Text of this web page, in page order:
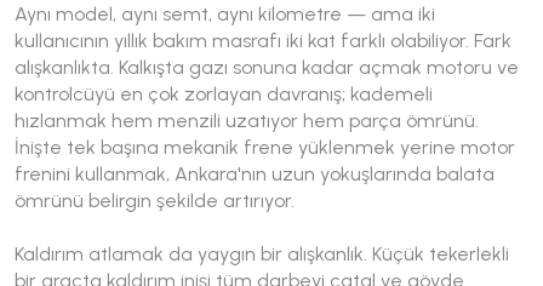
Aynı model, aynı semt, aynı kilometre — ama iki
kullanıcının yıllık bakım masrafı iki kat farklı olabiliyor. Fark
alışkanlıkta. Kalkışta gazı sonuna kadar açmak motoru ve
kontrolcüyü en çok zorlayan davranış; kademeli
hızlanmak hem menzili uzatıyor hem parça ömrünü.
İnişte tek başına mekanik frene yüklenmek yerine motor
frenini kullanmak, Ankara'nın uzun yokuşlarında balata
ömrünü belirgin şekilde artırıyor.
Kaldırım atlamak da yaygın bir alışkanlık. Küçük tekerlekli
bir araçta kaldırım inişi tüm darbeyi çatal ve gövde